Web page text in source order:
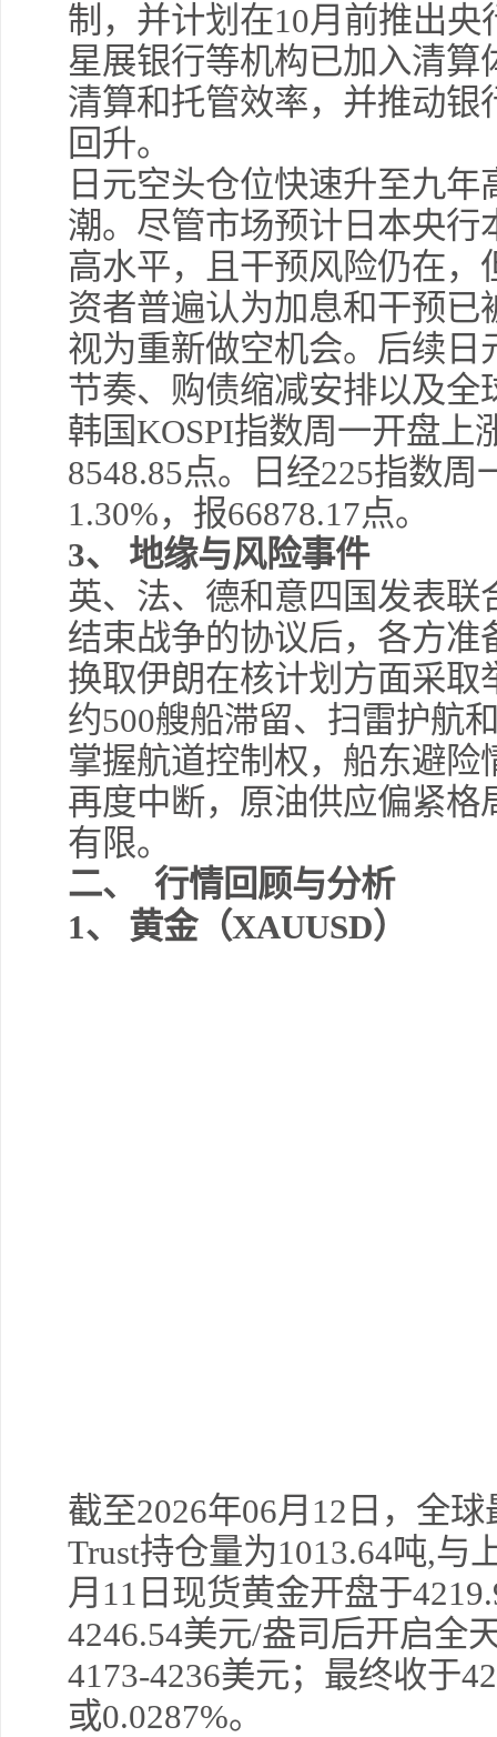
制，并计划在10月前推出
星展银行等机构已加入清
清算和托管效率，并推动银
回升。
日元空头仓位快速升至九
潮。尽管市场预计日本央行
高水平，且干预风险仍在
资者普遍认为加息和干预
视为重新做空机会。后续
节奏、购债缩减安排以及全
韩国KOSPI指数周一开盘上
8548.85点。日经225指数周
1.30%，报66878.17点。
3、 地缘与风险事件
英、法、德和意四国发表
结束战争的协议后，各方
换取伊朗在核计划方面采取
约500艘船滞留、扫雷护航
掌握航道控制权，船东避
再度中断，原油供应偏紧
有限。
二、 行情回顾与分析
1、 黄金（XAUUSD）
截至2026年06月12日，全
Trust持仓量为1013.64吨,与
月11日现货黄金开盘于
4246.54美元/盎司后开启全
4173-4236美元；最终收于
或0.0287%。